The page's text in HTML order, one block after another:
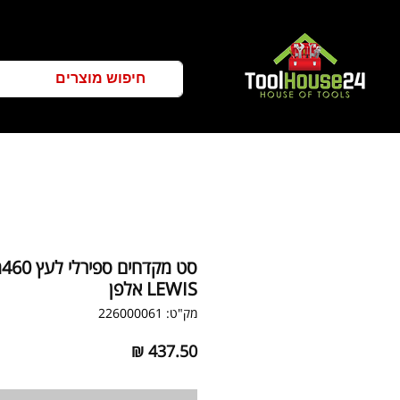
LEWIS אלפן
מק"ט: 226000061